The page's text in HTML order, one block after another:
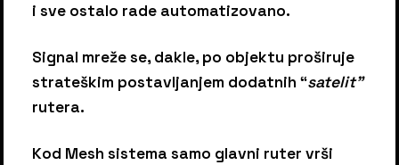
i sve ostalo rade automatizovano.
Signal mreže se, dakle, po objektu proširuje
strateškim postavljanjem dodatnih “satelit”
rutera.
Kod Mesh sistema samo glavni ruter vrši